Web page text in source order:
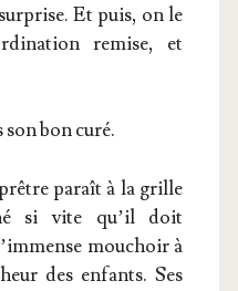
Et puis, on le
remise, et
bon curé.
paraît à la grille
si vite qu’il doit
mou­choir à
des enfants. Ses